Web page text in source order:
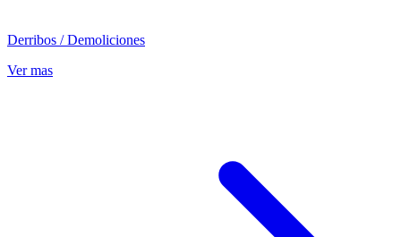
Derribos / Demoliciones
Ver mas